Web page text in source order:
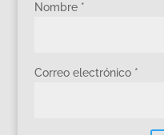
Nombre *
Correo electrónico *